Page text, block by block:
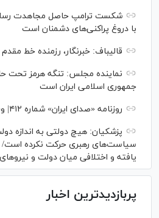
شکست ترامپ حاصل مجاهدت
با دروغ پراکنی‌های دشمنان است
قالیباف: خبرنگار، رزمنده خط
نماینده مجلس: تنگه هرمز تحت
جمهوری اسلامی ایران است
روزنامه «صدای ایران» شماره ۴۱۲| وقتِ خروج
پزشکیان: هیچ دولتی به اندازه
سیاست‌های رهبری حرکت نکرده است/
یافته و اختلافی میان دولت و
پربازدیدترین اخبار